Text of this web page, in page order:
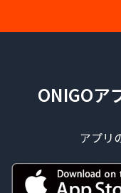
ONIGOア
アプリ